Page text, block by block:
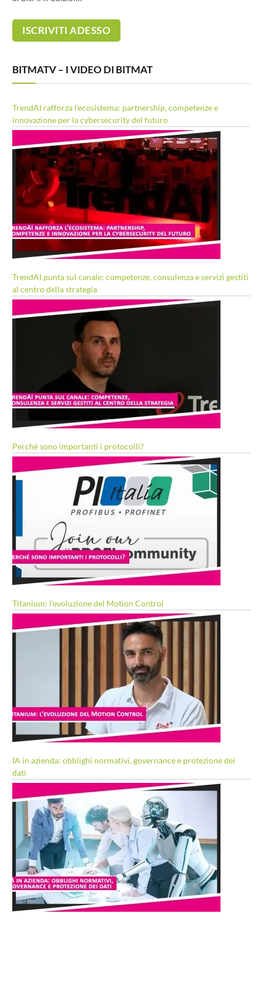
BITMATV – I VIDEO DI BITMAT
TrendAI rafforza l’ecosistema: partnership, competenze e
innovazione per la cybersecurity del futuro
TrendAI punta sul canale: competenze, consulenza e servizi gestiti
al centro della strategia
Perché sono importanti i protocolli?
Titanium: l’evoluzione del Motion Control
IA in azienda: obblighi normativi, governance e protezione dei
dati